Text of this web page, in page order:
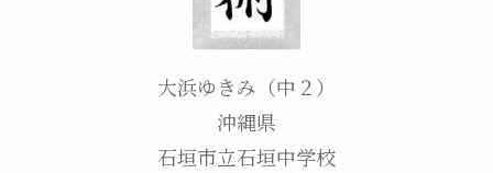
大浜ゆきみ（中２）
沖縄県
石垣市立石垣中学校